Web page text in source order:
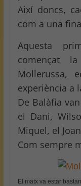
Així doncs,
com a una
Aquesta
començat
Mollerussa,
experiència a
De Balàfia
el Dani,
Miquel, el
Com sempre
El matx va estar